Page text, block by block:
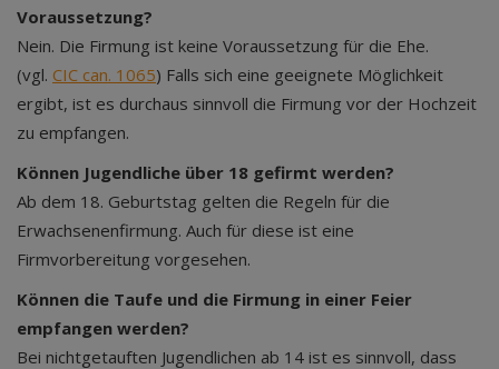
Voraussetzung?
Nein. Die Firmung ist keine Voraussetzung für die Ehe.
(vgl. CIC can. 1065) Falls sich eine geeignete Möglichkeit
ergibt, ist es durchaus sinnvoll die Firmung vor der Hochzeit
zu empfangen.
Können Jugendliche über 18 gefirmt werden?
Ab dem 18. Geburtstag gelten die Regeln für die
Erwachsenenfirmung. Auch für diese ist eine
Firmvorbereitung vorgesehen.
Können die Taufe und die Firmung in einer Feier
empfangen werden?
Bei nichtgetauften Jugendlichen ab 14 ist es sinnvoll, dass